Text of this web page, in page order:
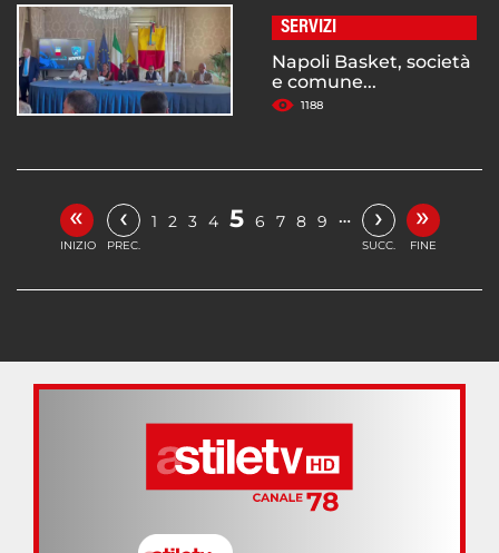
SERVIZI
Napoli Basket, società
e comune...
1188
«
INIZIO
‹
PREC.
1 2 3 4 5 6 7 8 9 … ›
SUCC.
»
FINE